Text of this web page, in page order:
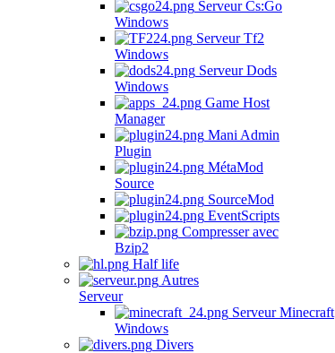
Serveur Cs:Go
Windows
Serveur Tf2
Windows
Serveur Dods
Windows
Game Host
Manager
Mani Admin
Plugin
MétaMod
Source
SourceMod
EventScripts
Compresser avec
Bzip2
Half life
Autres
Serveur
Serveur Minecraft
Windows
Divers